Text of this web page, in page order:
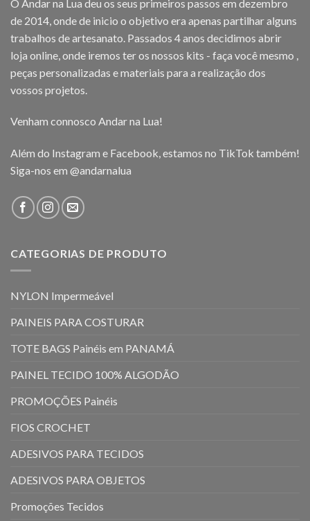
O Andar na Lua deu os seus primeiros passos em dezembro
de 2014, onde de inicio o objetivo era apenas partilhar alguns
trabalhos de artesanato. Passados 4 anos decidimos abrir
loja online, onde iremos ter os nossos kits - faça você mesmo ,
peças personalizadas e materiais para a realização dos
vossos projetos.
Venham connosco Andar na Lua!
Além do Instagram e Facebook, estamos no TikTok também!
Siga-nos em @andarnalua
CATEGORIAS DE PRODUTO
NYLON Impermeável
PAINEIS PARA COSTURAR
TOTE BAGS Painéis em PANAMÁ
PAINEL TECIDO 100% ALGODÃO
PROMOÇÕES Painéis
FIOS CROCHET
ADESIVOS PARA TECIDOS
ADESIVOS PARA OBJETOS
Promoções Tecidos